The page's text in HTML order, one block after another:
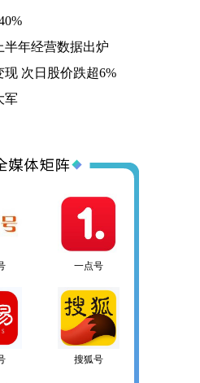
年经营数据出炉
次日股价跌超6%
军
网易号
官方微信